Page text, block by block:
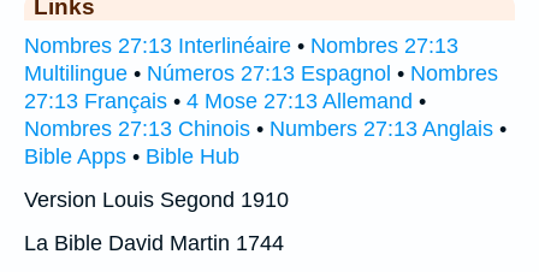
Links
Nombres 27:13 Interlinéaire • Nombres 27:13
Multilingue • Números 27:13 Espagnol • Nombres
27:13 Français • 4 Mose 27:13 Allemand •
Nombres 27:13 Chinois • Numbers 27:13 Anglais •
Bible Apps • Bible Hub
Version Louis Segond 1910
La Bible David Martin 1744